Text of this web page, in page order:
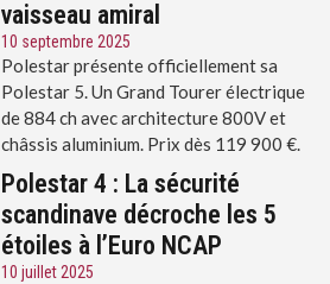
vaisseau amiral
10 septembre 2025
Polestar présente officiellement sa
Polestar 5. Un Grand Tourer électrique
de 884 ch avec architecture 800V et
châssis aluminium. Prix dès 119 900 €.
Polestar 4 : La sécurité
scandinave décroche les 5
étoiles à l’Euro NCAP
10 juillet 2025